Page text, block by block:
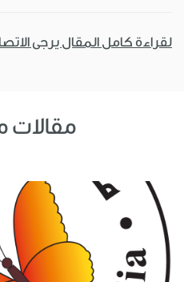
لقراءة كامل المقال يرجى
مقالات